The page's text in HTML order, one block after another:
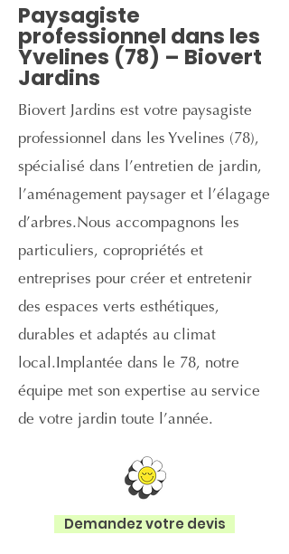
Paysagiste
professionnel dans les
Yvelines (78) – Biovert
Jardins
Biovert Jardins est votre paysagiste
professionnel dans les Yvelines (78),
spécialisé dans l’entretien de jardin,
l’aménagement paysager et l’élagage
d’arbres.Nous accompagnons les
particuliers, copropriétés et
entreprises pour créer et entretenir
des espaces verts esthétiques,
durables et adaptés au climat
local.Implantée dans le 78, notre
équipe met son expertise au service
de votre jardin toute l’année.
Demandez votre devis